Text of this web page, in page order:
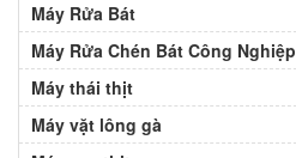
Máy Rửa Bát
Máy Rửa Chén Bát Công Nghiệp
Máy thái thịt
Máy vặt lông gà